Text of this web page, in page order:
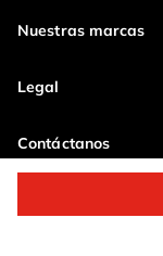
Nuestras marcas
Legal
Contáctanos
Pagos 100%